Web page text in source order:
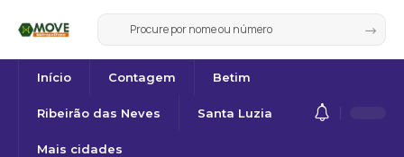
Início Contagem Betim
Ribeirão das Neves Santa Luzia
Mais cidades